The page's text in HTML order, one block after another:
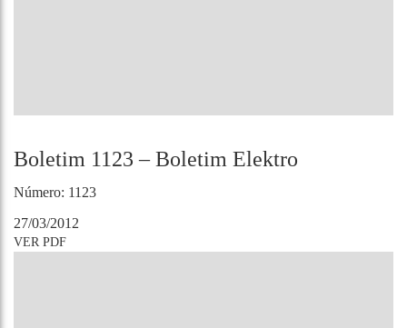
Boletim 1123 – Boletim Elektro
Número: 1123
27/03/2012
VER PDF